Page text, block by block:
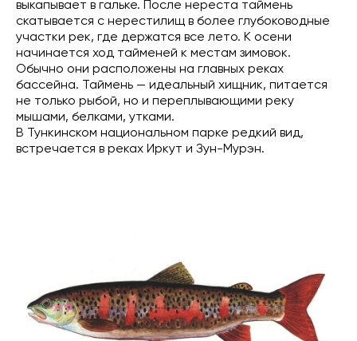
выкапывает в гальке. После нереста таймень
скатывается с нерестилищ в более глубоководные
участки рек, где держатся все лето. К осени
начинается ход тайменей к местам зимовок.
Обычно они расположены на главных реках
бассейна. Таймень — идеальный хищник, питается
не только рыбой, но и переплывающими реку
мышами, белками, утками.
В Тункинском национальном парке редкий вид,
встречается в реках Иркут и Зун-Мурэн.